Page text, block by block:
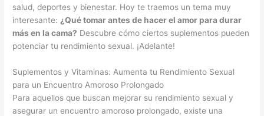
salud, deportes y bienestar. Hoy te traemos un tema muy
interesante: ¿Qué tomar antes de hacer el amor para durar
más en la cama? Descubre cómo ciertos suplementos pueden
potenciar tu rendimiento sexual. ¡Adelante!
Suplementos y Vitaminas: Aumenta tu Rendimiento Sexual
para un Encuentro Amoroso Prolongado
Para aquellos que buscan mejorar su rendimiento sexual y
asegurar un encuentro amoroso prolongado, existe una